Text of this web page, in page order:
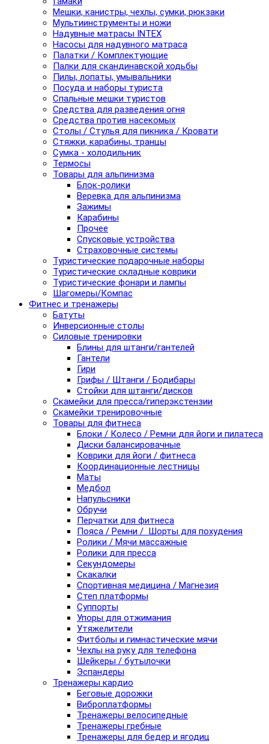
Мешки, канистры, чехлы, сумки, рюкзаки
Мультиинструменты и ножи
Надувные матрасы INTEX
Насосы для надувного матраса
Палатки / Комплектующие
Палки для скандинавской ходьбы
Пилы, лопаты, умывальники
Посуда и наборы туриста
Спальные мешки туристов
Средства для разведения огня
Средства против насекомых
Столы / Стулья для пикника / Кровати
Стяжки, карабины, транцы
Сумка - холодильник
Термосы
Товары для альпинизма
Блок-ролики
Веревка для альпинизма
Зажимы
Карабины
Прочее
Спусковые устройства
Страховочные системы
Туристические подарочные наборы
Туристические складные коврики
Туристические фонари и лампы
Шагомеры/Компас
Фитнес и тренажеры
Батуты
Инверсионные столы
Силовые тренировки
Блины для штанги/гантелей
Гантели
Гири
Грифы / Штанги / Бодибары
Стойки для штанги/дисков
Скамейки для пресса/гиперэкстензии
Скамейки тренировочные
Товары для фитнеса
Блоки / Колесо / Ремни для йоги и пилатеса
Диски балансировачные
Коврики для йоги / фитнеса
Координационные лестницы
Маты
Медбол
Напульсники
Обручи
Перчатки для фитнеса
Пояса / Ремни / Шорты для похудения
Ролики / Мячи массажные
Ролики для пресса
Секундомеры
Скакалки
Спортивная медицина / Магнезия
Степ платформы
Суппорты
Упоры для отжимания
Утяжелители
Фитболы и гимнастические мячи
Чехлы на руку для телефона
Шейкеры / бутылочки
Эспандеры
Тренажеры кардио
Беговые дорожки
Виброплатформы
Тренажеры велосипедные
Тренажеры гребные
Тренажеры для бедер и ягодиц